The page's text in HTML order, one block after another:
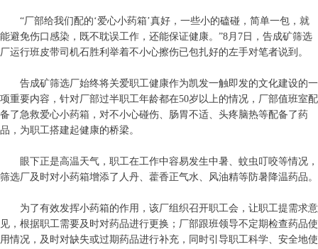
“厂部给我们配的‘爱心小药箱’真好，一些小的磕碰，简单一包，就
能避免伤口感染，既不耽误工作，还能保证健康。”8月7日，告成矿筛选
厂运行班皮带司机石胜利举着不小心擦伤已包扎好的左手对笔者说到。
告成矿筛选厂始终将关爱职工健康作为凯发一触即发的文化建设的一
项重要内容，针对厂部过半职工年龄都在50岁以上的情况，厂部值班室配
备了急救爱心小药箱，对不小心碰伤、肠胃不适、头疼脑热等配备了药
品，为职工搭建起健康的桥梁。
眼下正是高温天气，职工在工作中容易发生中暑、蚊虫叮咬等情况，
筛选厂及时对小药箱增添了人丹、藿香正气水、风油精等防暑降温药品。
为了有效发挥小药箱的作用，该厂组织召开职工会，让职工提需求意
见，根据职工需要及时对药品进行更换；厂部跟班领导不定期检查药品使
用情况，及时对缺失或过期药品进行补充，同时引导职工科学、安全地使